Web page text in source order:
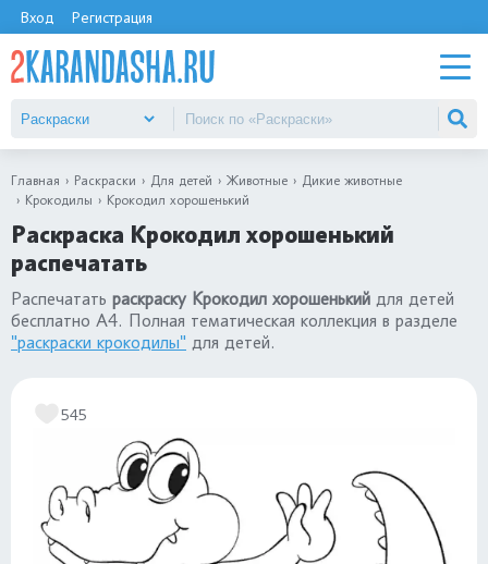
Вход Регистрация
Главная Раскраски Для детей Животные
Дикие животные
Крокодилы
Крокодил хорошенький
Раскраска Крокодил хорошенький
распечатать
Распечатать раскраску Крокодил хорошенький для детей
бесплатно А4. Полная тематическая коллекция в разделе
"раскраски крокодилы" для детей.
545